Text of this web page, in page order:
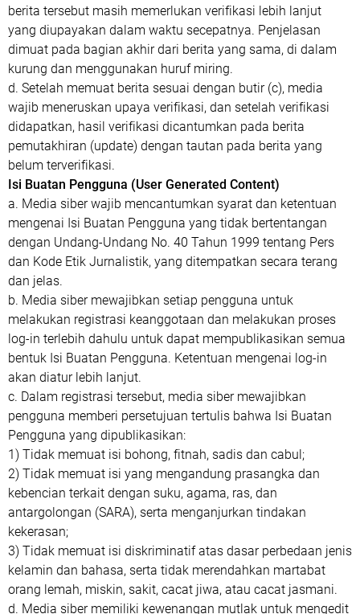
berita tersebut masih memerlukan verifikasi lebih lanjut
yang diupayakan dalam waktu secepatnya. Penjelasan
dimuat pada bagian akhir dari berita yang sama, di dalam
kurung dan menggunakan huruf miring.
d. Setelah memuat berita sesuai dengan butir (c), media
wajib meneruskan upaya verifikasi, dan setelah verifikasi
didapatkan, hasil verifikasi dicantumkan pada berita
pemutakhiran (update) dengan tautan pada berita yang
belum terverifikasi.
Isi Buatan Pengguna (User Generated Content)
a. Media siber wajib mencantumkan syarat dan ketentuan
mengenai Isi Buatan Pengguna yang tidak bertentangan
dengan Undang-Undang No. 40 Tahun 1999 tentang Pers
dan Kode Etik Jurnalistik, yang ditempatkan secara terang
dan jelas.
b. Media siber mewajibkan setiap pengguna untuk
melakukan registrasi keanggotaan dan melakukan proses
log-in terlebih dahulu untuk dapat mempublikasikan semua
bentuk Isi Buatan Pengguna. Ketentuan mengenai log-in
akan diatur lebih lanjut.
c. Dalam registrasi tersebut, media siber mewajibkan
pengguna memberi persetujuan tertulis bahwa Isi Buatan
Pengguna yang dipublikasikan:
1) Tidak memuat isi bohong, fitnah, sadis dan cabul;
2) Tidak memuat isi yang mengandung prasangka dan
kebencian terkait dengan suku, agama, ras, dan
antargolongan (SARA), serta menganjurkan tindakan
kekerasan;
3) Tidak memuat isi diskriminatif atas dasar perbedaan jenis
kelamin dan bahasa, serta tidak merendahkan martabat
orang lemah, miskin, sakit, cacat jiwa, atau cacat jasmani.
d. Media siber memiliki kewenangan mutlak untuk mengedit